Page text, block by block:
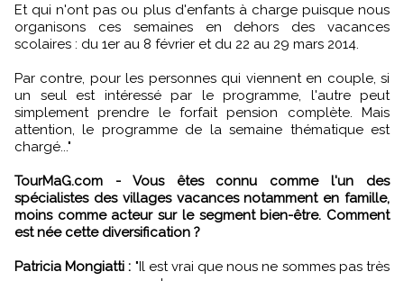
Et qui n'ont pas ou plus d'enfants à charge puisque nous
organisons ces semaines en dehors des vacances
scolaires : du 1er au 8 février et du 22 au 29 mars 2014.
Par contre, pour les personnes qui viennent en couple, si
un seul est intéressé par le programme, l'autre peut
simplement prendre le forfait pension complète. Mais
attention, le programme de la semaine thématique est
chargé..."
TourMaG.com - Vous êtes connu comme l'un des
spécialistes des villages vacances notamment en famille,
moins comme acteur sur le segment bien-être. Comment
est née cette diversification ?
Patricia Mongiatti : "Il est vrai que nous ne sommes pas très